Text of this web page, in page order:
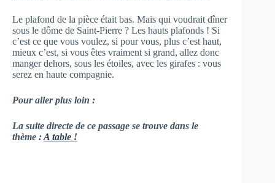
Le plafond de la pièce était bas. Mais qui voudrait dîner
sous le dôme de Saint-Pierre ? Les hauts plafonds ! Si
c’est ce que vous voulez, si pour vous, plus c’est haut,
mieux c’est, si vous êtes vraiment si grand, allez donc
manger dehors, sous les étoiles, avec les girafes : vous
serez en haute compagnie.
Pour aller plus loin :
La suite directe de ce passage se trouve dans le
thème :A table !